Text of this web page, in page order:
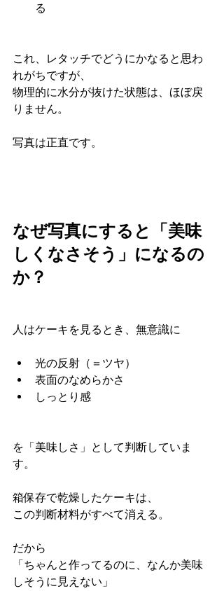
る
これ、レタッチでどうにかなると思わ
れがちですが、
物理的に水分が抜けた状態は、ほぼ戻
りません。
写真は正直です。
なぜ写真にすると「美味
しくなさそう」になるの
か？
人はケーキを見るとき、無意識に
光の反射（＝ツヤ）
表面のなめらかさ
しっとり感
を「美味しさ」として判断していま
す。
箱保存で乾燥したケーキは、
この判断材料がすべて消える。
だから
「ちゃんと作ってるのに、なんか美味
しそうに見えない」